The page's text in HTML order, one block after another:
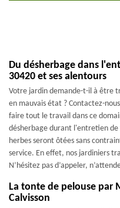
Du désherbage dans
30420 et ses alentours
Votre jardin demande-t-il à être
en mauvais état ? Contactez-
faire tout le travail dans ce
désherbage durant l'entretien de
herbes seront ôtées sans
service. En effet, nos jardiniers
N’hésitez pas d’appeler,
La tonte de pelouse par
Calvisson